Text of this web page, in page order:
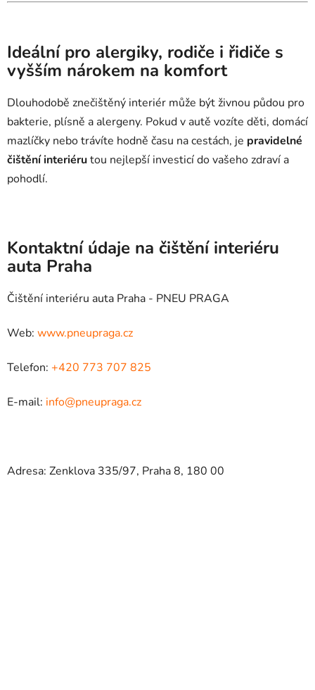
Ideální pro alergiky, rodiče i řidiče s
vyšším nárokem na komfort
Dlouhodobě znečištěný interiér může být živnou půdou pro
bakterie, plísně a alergeny. Pokud v autě vozíte děti, domácí
mazlíčky nebo trávíte hodně času na cestách, je pravidelné
čištění interiérutou nejlepší investicí do vašeho zdraví a
pohodlí.
Kontaktní údaje na čištění interiéru
auta Praha
Čištění interiéru auta Praha - PNEU PRAGA
Web: www.pneupraga.cz
Telefon: +420 773 707 825
E-mail: info@pneupraga.cz
Adresa: Zenklova 335/97, Praha 8, 180 00